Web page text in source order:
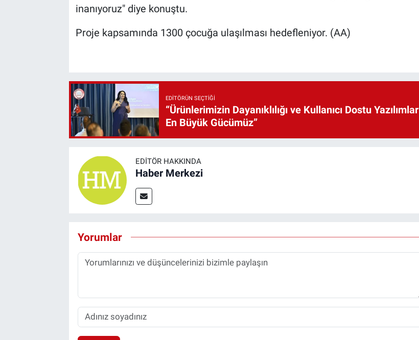
inanıyoruz" diye konuştu.
Proje kapsamında 1300 çocuğa ulaşılması hedefleniyor. (AA)
EDITÖRÜN SEÇTIĞI
“Ürünlerimizin Dayanıklılığı ve Kullanıcı Dostu Yazılımlar
En Büyük Gücümüz”
EDITÖR HAKKINDA
Haber Merkezi
Yorumlar